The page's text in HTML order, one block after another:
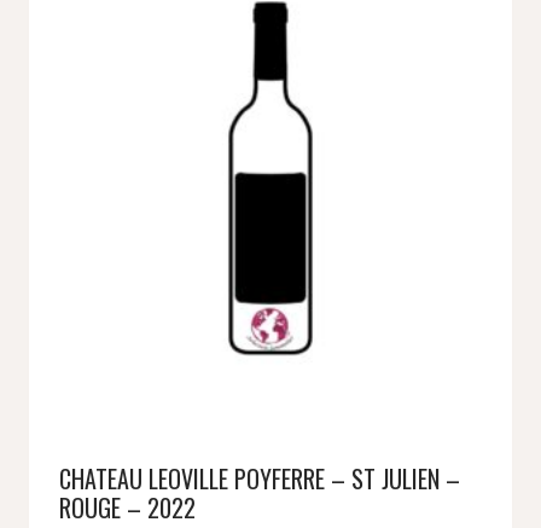
CHATEAU LEOVILLE POYFERRE – ST JULIEN –
ROUGE – 2022